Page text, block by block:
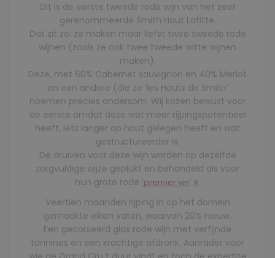
Dit is de eerste tweede rode wijn van het zeer
gerenommeerde Smith Haut Lafitte.
Dat zit zo: ze maken maar liefst twee tweede rode
wijnen (zoals ze ook twee tweede witte wijnen
maken).
Deze, met 60% Cabernet sauvignon en 40% Merlot
en een andere (die ze ‘les Hauts de Smith’
noemen precies andersom. Wij kozen bewust voor
de eerste omdat deze wat meer rijpingspotentieel
heeft, iets langer op hout gelegen heeft en wat
gestructureerder is.
De druiven voor deze wijn worden op dezelfde
zorgvuldige wijze geplukt en behandeld als voor
hun grote rode ‘premier vin’
.
Veertien maanden rijping in op het domein
gemaakte eiken vaten, waarvan 20% nieuw.
Een gecorseerd glas rode wijn met verfijnde
tannines en een krachtige afdronk. Aanrader voor